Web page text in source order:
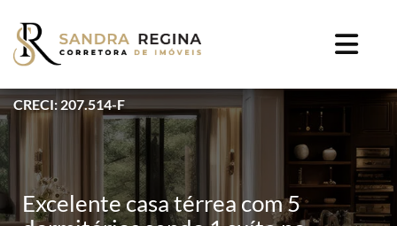
CRECI: 207.514-F
Excelente casa térrea com 5